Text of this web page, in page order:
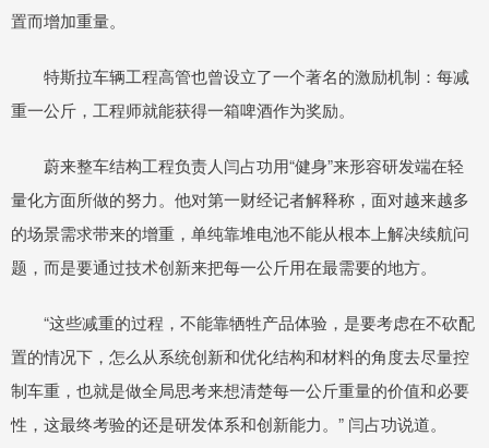
置而增加重量。
特斯拉车辆工程高管也曾设立了一个著名的激励机制：每减
重一公斤，工程师就能获得一箱啤酒作为奖励。
蔚来整车结构工程负责人闫占功用“健身”来形容研发端在轻
量化方面所做的努力。他对第一财经记者解释称，面对越来越多
的场景需求带来的增重，单纯靠堆电池不能从根本上解决续航问
题，而是要通过技术创新来把每一公斤用在最需要的地方。
“这些减重的过程，不能靠牺牲产品体验，是要考虑在不砍配
置的情况下，怎么从系统创新和优化结构和材料的角度去尽量控
制车重，也就是做全局思考来想清楚每一公斤重量的价值和必要
性，这最终考验的还是研发体系和创新能力。” 闫占功说道。